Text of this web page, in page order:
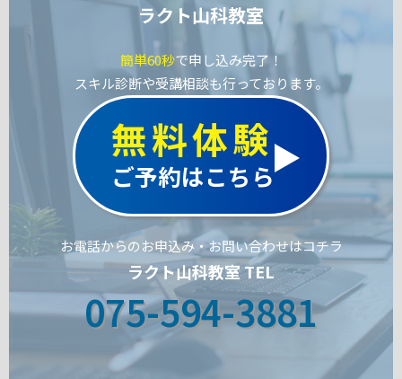
ラクト山科教室
簡単60秒で申し込み完了！
スキル診断や受講相談も行っております。
無料体験
ご予約はこちら
お電話からのお申込み・お問い合わせはコチラ
ラクト山科教室 TEL
075-594-3881